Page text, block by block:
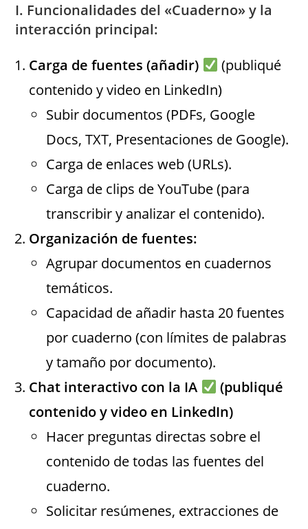
I. Funcionalidades del «Cuaderno» y la
interacción principal:
Carga de fuentes (añadir)
(publiqué
contenido y video en LinkedIn)
Subir documentos (PDFs, Google
Docs, TXT, Presentaciones de Google).
Carga de enlaces web (URLs).
Carga de clips de YouTube (para
transcribir y analizar el contenido).
Organización de fuentes:
Agrupar documentos en cuadernos
temáticos.
Capacidad de añadir hasta 20 fuentes
por cuaderno (con límites de palabras
y tamaño por documento).
Chat interactivo con la IA
(publiqué
contenido y video en LinkedIn)
Hacer preguntas directas sobre el
contenido de todas las fuentes del
cuaderno.
Solicitar resúmenes, extracciones de